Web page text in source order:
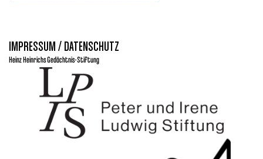
IMPRESSUM / DATENSCHUTZ
Heinz Heinrichs Gedächtnis-Stiftung